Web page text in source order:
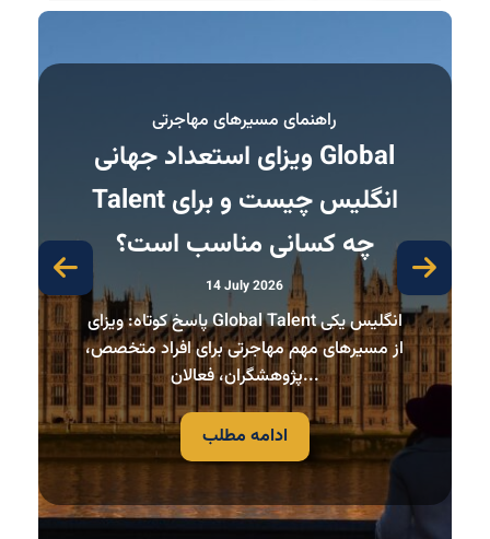
راهنمای مسیرهای مهاجرتی
ویزای استعداد جهانی Global
Talent انگلیس چیست و برای
چه کسانی مناسب است؟
14 July 2026
پاسخ کوتاه: ویزای Global Talent انگلیس یکی
از مسیرهای مهم مهاجرتی برای افراد متخصص،
پژوهشگران، فعالان...
ادامه مطلب